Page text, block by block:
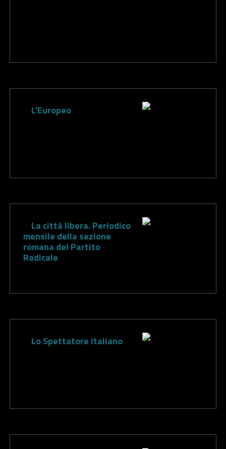
L'Europeo
La città libera. Periodico
mensile della sezione
romana del Partito
Radicale
Lo Spettatore Italiano